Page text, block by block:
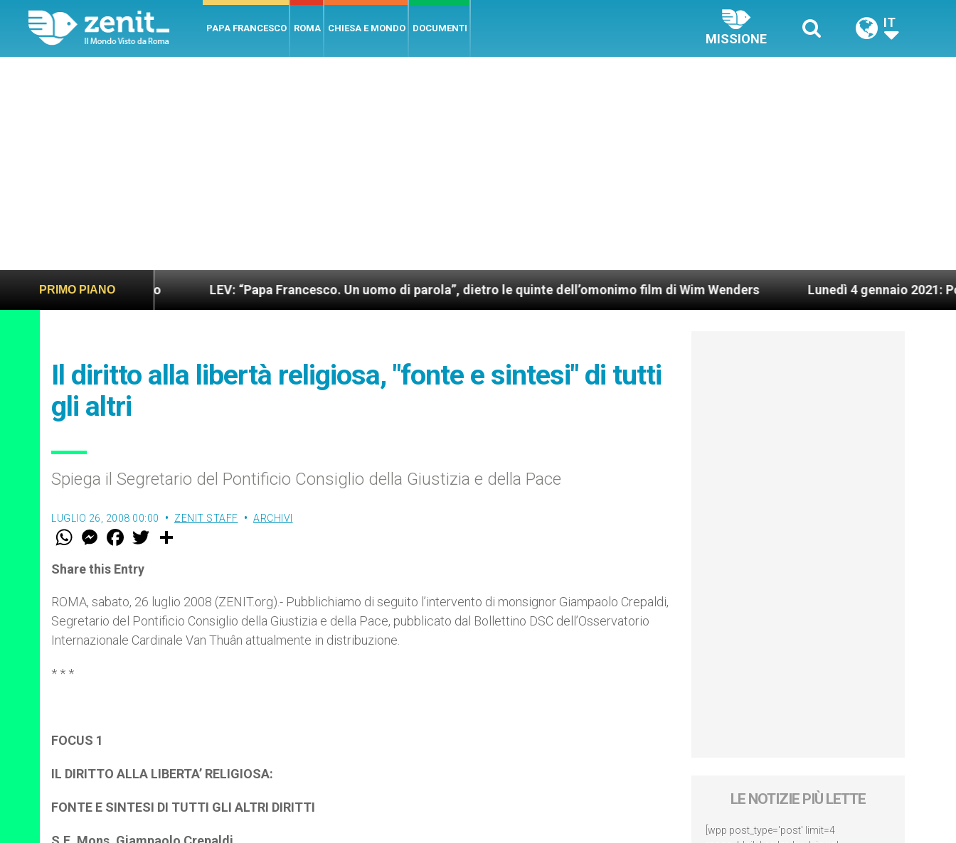
PAPA FRANCESCO ROMA CHIESA E MONDO DOCUMENTI
MISSIONE
IT
PRIMO PIANO
e giusto LEV: “Papa Francesco. Un uomo di parola”, dietro le quinte dell’omonimo film di Wim Wenders Lunedì 4 gennaio 2021: Possesso
Il diritto alla libertà religiosa, "fonte e sintesi" di tutti
gli altri
Spiega il Segretario del Pontificio Consiglio della Giustizia e della Pace
LUGLIO 26, 2008 00:00 ZENIT STAFF ARCHIVI
W
t
s
p
p
M
e
s
e
g
e
r
F
a
e
b
o
k
w
r
Share this Entry
ROMA, sabato, 26 luglio 2008 (ZENIT.org).- Pubblichiamo di seguito l’intervento di monsignor Giampaolo Crepaldi,
Segretario del Pontificio Consiglio della Giustizia e della Pace, pubblicato dal Bollettino DSC dell’Osservatorio
Internazionale Cardinale Van Thuân attualmente in distribuzione.
* * *
FOCUS 1
IL DIRITTO ALLA LIBERTA’ RELIGIOSA:
FONTE E SINTESI DI TUTTI GLI ALTRI DIRITTI LE NOTIZIE PIÙ LETTE
[wpp post_type='post' limit=4